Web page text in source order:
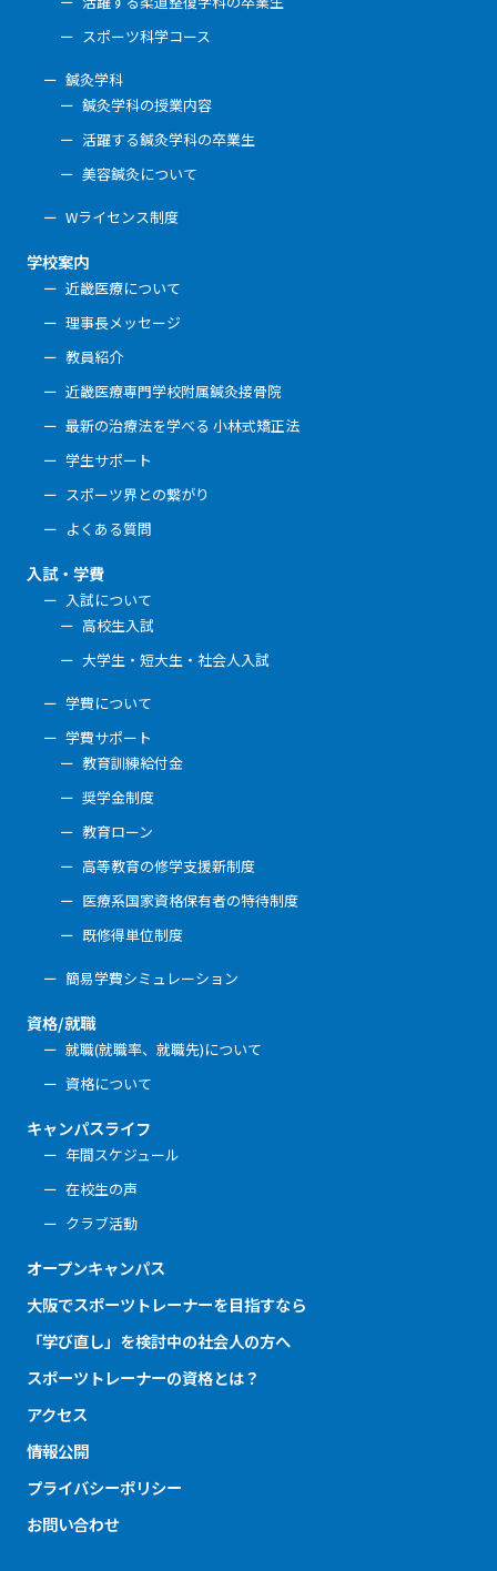
スポーツ科学コース
鍼灸学科
鍼灸学科の授業内容
活躍する鍼灸学科の卒業生
美容鍼灸について
Wライセンス制度
学校案内
近畿医療について
理事長メッセージ
教員紹介
近畿医療専門学校附属鍼灸接骨院
最新の治療法を学べる 小林式矯正法
学生サポート
スポーツ界との繋がり
よくある質問
入試・学費
入試について
高校生入試
大学生・短大生・社会人入試
学費について
学費サポート
教育訓練給付金
奨学金制度
教育ローン
高等教育の修学支援新制度
医療系国家資格保有者の特待制度
既修得単位制度
簡易学費シミュレーション
資格/就職
就職(就職率、就職先)について
資格について
キャンパスライフ
年間スケジュール
在校生の声
クラブ活動
オープンキャンパス
大阪でスポーツトレーナーを目指すなら
「学び直し」を検討中の社会人の方へ
スポーツトレーナーの資格とは？
アクセス
情報公開
プライバシーポリシー
お問い合わせ